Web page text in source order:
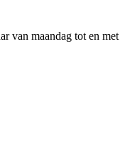
van maandag tot en met